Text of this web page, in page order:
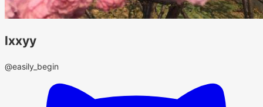
lxxyy
@easily_begin